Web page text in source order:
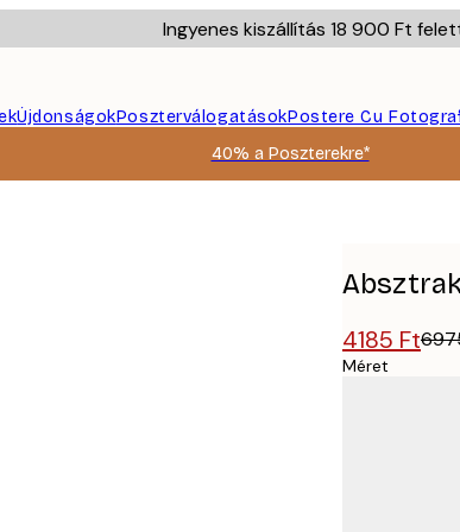
Ingyenes kiszállítás 18 900 Ft
ÚjdonságokPoszterválogatásokPostere Cu
40% a Poszterekre*
4185 Ft
Méret